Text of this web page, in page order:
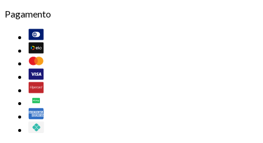
Pagamento